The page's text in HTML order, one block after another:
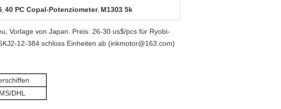
, 40 PC Copal-Potenziometer, M1303 5k
Vorlage von Japan. Preis: 26-30 us$/pcs für Ryobi-
12-384 schloss Einheiten ab (inkmotor@163.com)
DHL